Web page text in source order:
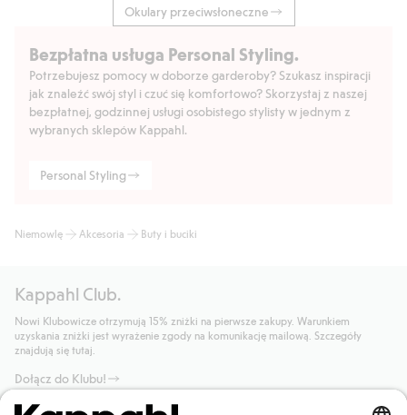
Okulary przeciwsłoneczne
Bezpłatna usługa Personal Styling.
Potrzebujesz pomocy w doborze garderoby? Szukasz inspiracji
jak znaleźć swój styl i czuć się komfortowo? Skorzystaj z naszej
bezpłatnej, godzinnej usługi osobistego stylisty w jednym z
wybranych sklepów Kappahl.
Personal Styling
Niemowlę Akcesoria Buty i buciki
Kappahl Club.
Nowi Klubowicze otrzymują 15% zniżki na pierwsze zakupy. Warunkiem
uzyskania zniżki jest wyrażenie zgody na komunikację mailową. Szczegóły
znajdują się tutaj.
Dołącz do Klubu!